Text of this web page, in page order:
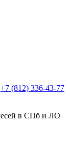
+7 (812) 336-43-77
в СПб и ЛО